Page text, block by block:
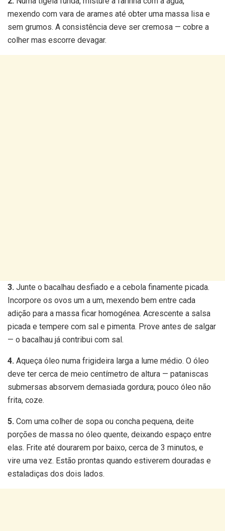
mexendo com vara de arames até obter uma massa lisa e
sem grumos. A consistência deve ser cremosa — cobre a
colher mas escorre devagar.
3. Junte o bacalhau desfiado e a cebola finamente picada.
Incorpore os ovos um a um, mexendo bem entre cada
adição para a massa ficar homogénea. Acrescente a salsa
picada e tempere com sal e pimenta. Prove antes de salgar
— o bacalhau já contribui com sal.
4. Aqueça óleo numa frigideira larga a lume médio. O óleo
deve ter cerca de meio centímetro de altura — pataniscas
submersas absorvem demasiada gordura; pouco óleo não
frita, coze.
5. Com uma colher de sopa ou concha pequena, deite
porções de massa no óleo quente, deixando espaço entre
elas. Frite até dourarem por baixo, cerca de 3 minutos, e
vire uma vez. Estão prontas quando estiverem douradas e
estaladiças dos dois lados.